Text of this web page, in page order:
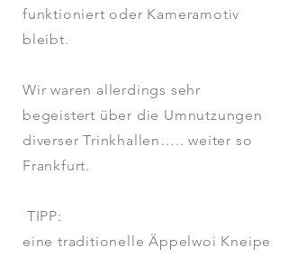
funktioniert oder Kameramotiv
bleibt.
Wir waren allerdings sehr
begeistert über die Umnutzungen
diverser Trinkhallen….. weiter so
Frankfurt.
TIPP:
eine traditionelle Äppelwoi Kneipe